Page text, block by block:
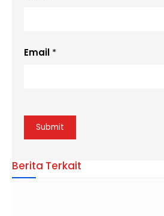
Email *
Berita Terkait